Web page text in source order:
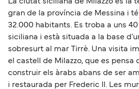
gran de la província de Messina i té
32.000 habitants. Es troba a uns
siciliana i està situada a la base
sobresurt al mar Tirrè. Una visita
el castell de Milazzo, que es pensa
construir els àrabs abans de ser
i restaurada per Frederic II. Les